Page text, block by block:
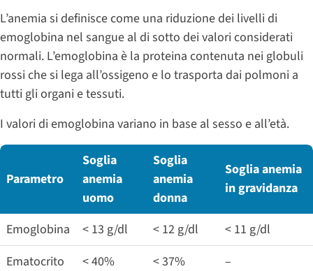
L’anemia si definisce come una riduzione dei livelli di
emoglobina nel sangue al di sotto dei valori considerati
normali. L’emoglobina è la proteina contenuta nei globuli
rossi che si lega all’ossigeno e lo trasporta dai polmoni a
tutti gli organi e tessuti.
I valori di emoglobina variano in base al sesso e all’età.
Parametro
Soglia
anemia
uomo
Soglia
anemia
donna
Soglia anemia
in gravidanza
Emoglobina < 13 g/dl < 12 g/dl
< 11 g/dl
Ematocrito
< 40% < 37% –